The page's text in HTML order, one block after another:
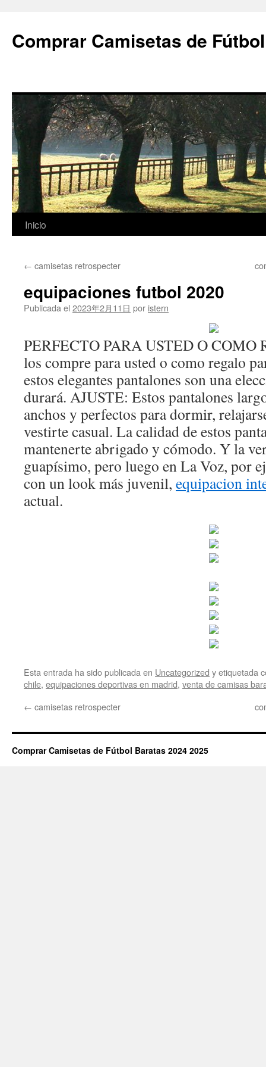
Comprar Camisetas de
Saltar
contenido
Inicio
← camisetas retrospecter
equipaciones futbol 2020
Publicada el 2023年2月11日 por istern
PERFECTO PARA USTED O COMO
los compre para usted o como regalo
estos elegantes pantalones son una
durará. AJUSTE: Estos pantalones
anchos y perfectos para dormir,
vestirte casual. La calidad de estos
mantenerte abrigado y cómodo. Y la
guapísimo, pero luego en La Voz, por
con un look más juvenil, equipacion
actual.
Esta entrada ha sido publicada en Uncategorized y etiquetada
chile, equipaciones deportivas en madrid, venta de camisas
← camisetas retrospecter
Comprar Camisetas de Fútbol Baratas 2024 2025